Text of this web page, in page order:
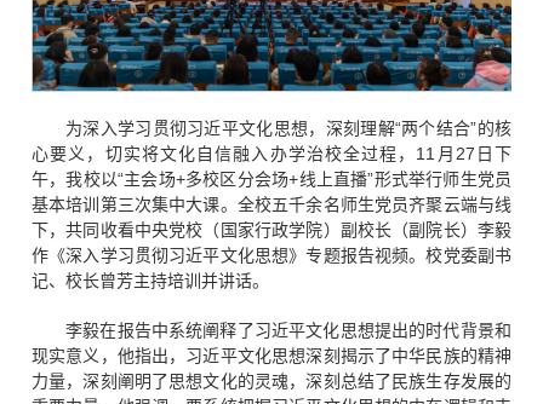
为深入学习贯彻习近平文化思想，深刻理解“两个结合”的核
心要义，切实将文化自信融入办学治校全过程，11月27日下
午，我校以“主会场+多校区分会场+线上直播”形式举行师生党员
基本培训第三次集中大课。全校五千余名师生党员齐聚云端与线
下，共同收看中央党校（国家行政学院）副校长（副院长）李毅
作《深入学习贯彻习近平文化思想》专题报告视频。校党委副书
记、校长曾芳主持培训并讲话。
李毅在报告中系统阐释了习近平文化思想提出的时代背景和
现实意义，他指出，习近平文化思想深刻揭示了中华民族的精神
力量，深刻阐明了思想文化的灵魂，深刻总结了民族生存发展的